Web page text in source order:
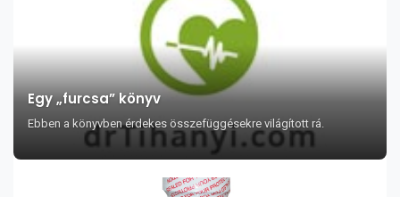
Egy „furcsa” könyv
Ebben a könyvben érdekes összefüggésekre világított rá.